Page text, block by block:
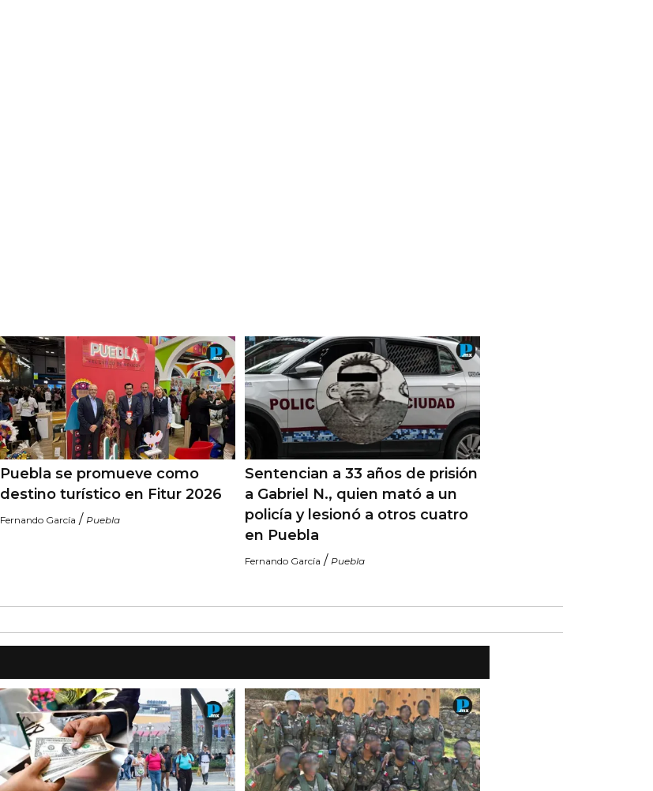
Puebla se promueve como
destino turístico en Fitur 2026
Fernando García / Puebla
Sentencian a 33 años de prisión
a Gabriel N., quien mató a un
policía y lesionó a otros cuatro
en Puebla
Fernando García / Puebla